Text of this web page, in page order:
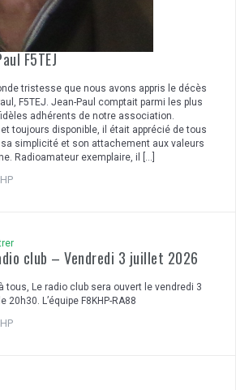
F5TEJ
tristesse que nous avons appris le décès
F5TEJ. Jean-Paul comptait parmi les plus
adhérents de notre association.
toujours disponible, il était apprécié de tous
simplicité et son attachement aux valeurs
Radioamateur exemplaire, il […]
club – Vendredi 3 juillet 2026
tous, Le radio club sera ouvert le vendredi 3
20h30. L’équipe F8KHP-RA88